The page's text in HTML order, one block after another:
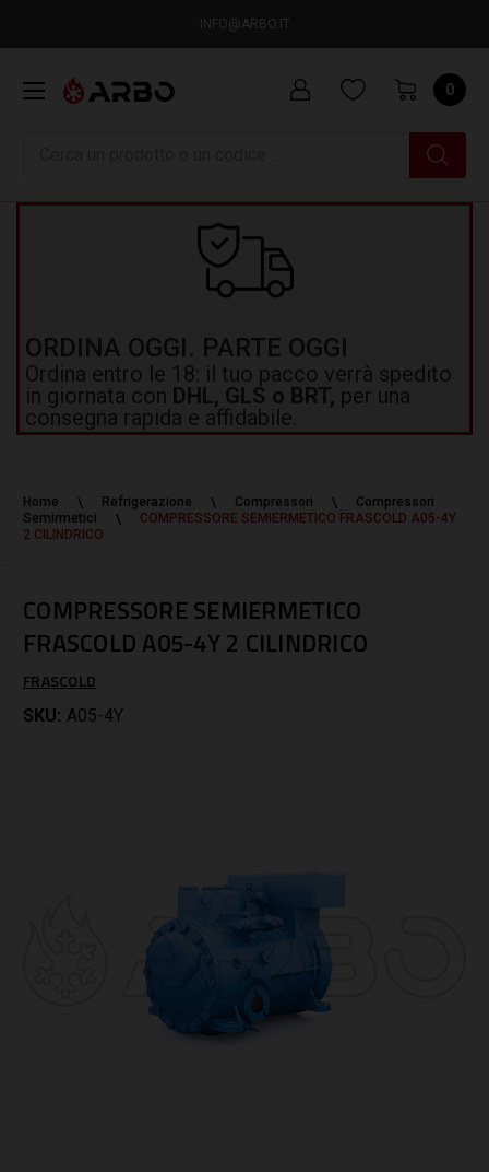
INFO@ARBO.IT
0
ORDINA OGGI. PARTE OGGI
Ordina entro le 18: il tuo pacco verrà spedito
in giornata con DHL, GLS o BRT, per una
consegna rapida e affidabile.
Home Refrigerazione Compressori
Compressori
Semirmetici
COMPRESSORE SEMIERMETICO FRASCOLD A05-4Y
2 CILINDRICO
COMPRESSORE SEMIERMETICO
FRASCOLD A05-4Y 2 CILINDRICO
FRASCOLD
SKU: A05-4Y